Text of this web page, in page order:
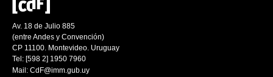
Av. 18 de Julio 885
(entre Andes y Convención)
CP 11100. Montevideo. Uruguay
Tel: [598 2] 1950 7960
Mail: CdF@imm.gub.uy